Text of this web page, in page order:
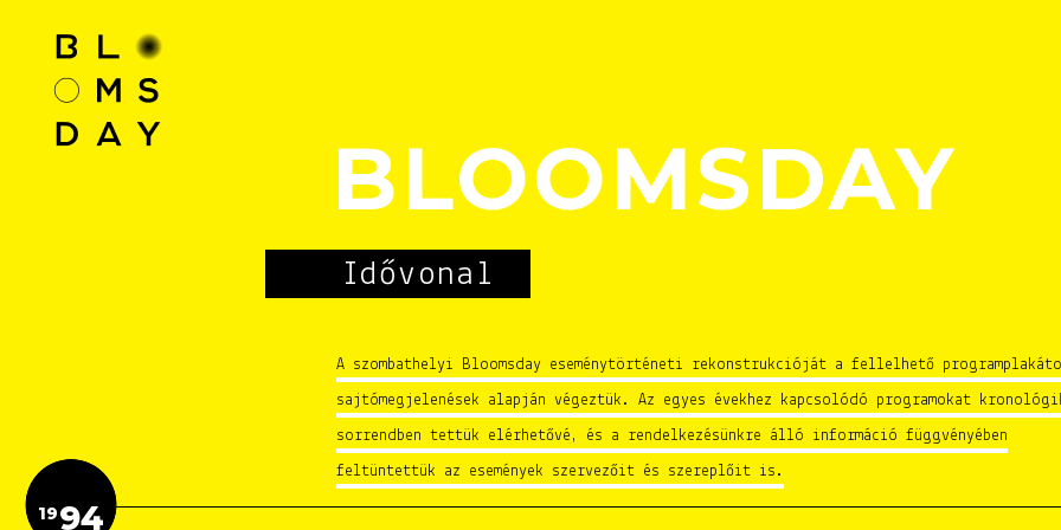
BLOOMSDAY
Idővonal
A szombathelyi Bloomsday eseménytörténeti rekonstrukcióját a fellelhető
sajtómegjelenések alapján végeztük. Az egyes évekhez kapcsolódó programokat
sorrendben tettük elérhetővé, és a rendelkezésünkre álló információ függvényében
feltüntettük az események szervezőit és szereplőit is.
1994